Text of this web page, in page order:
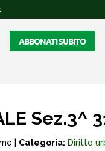
ABBONATI SUBITO
| Categoria: Diritto